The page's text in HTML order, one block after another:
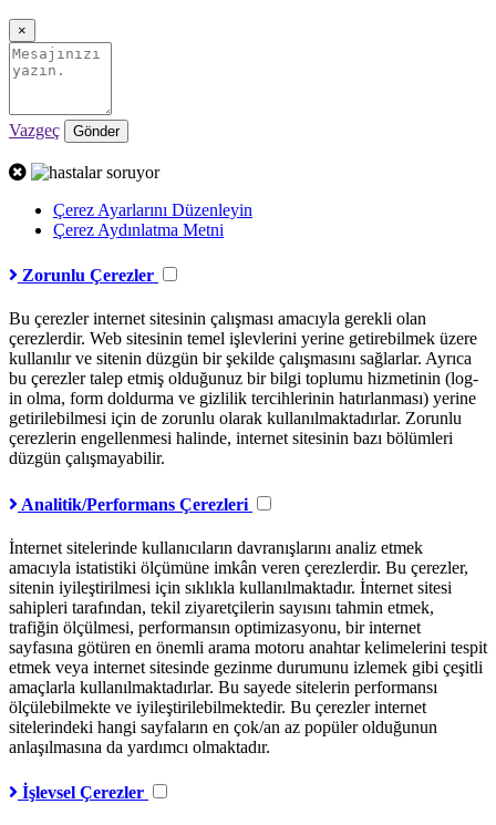
×
Vazgeç Gönder
Çerez Ayarlarını Düzenleyin
Çerez Aydınlatma Metni
Zorunlu Çerezler
Bu çerezler internet sitesinin çalışması amacıyla gerekli olan
çerezlerdir. Web sitesinin temel işlevlerini yerine getirebilmek üzere
kullanılır ve sitenin düzgün bir şekilde çalışmasını sağlarlar. Ayrıca
bu çerezler talep etmiş olduğunuz bir bilgi toplumu hizmetinin (log-
in olma, form doldurma ve gizlilik tercihlerinin hatırlanması) yerine
getirilebilmesi için de zorunlu olarak kullanılmaktadırlar. Zorunlu
çerezlerin engellenmesi halinde, internet sitesinin bazı bölümleri
düzgün çalışmayabilir.
Analitik/Performans Çerezleri
İnternet sitelerinde kullanıcıların davranışlarını analiz etmek
amacıyla istatistiki ölçümüne imkân veren çerezlerdir. Bu çerezler,
sitenin iyileştirilmesi için sıklıkla kullanılmaktadır. İnternet sitesi
sahipleri tarafından, tekil ziyaretçilerin sayısını tahmin etmek,
trafiğin ölçülmesi, performansın optimizasyonu, bir internet
sayfasına götüren en önemli arama motoru anahtar kelimelerini tespit
etmek veya internet sitesinde gezinme durumunu izlemek gibi çeşitli
amaçlarla kullanılmaktadırlar. Bu sayede sitelerin performansı
ölçülebilmekte ve iyileştirilebilmektedir. Bu çerezler internet
sitelerindeki hangi sayfaların en çok/an az popüler olduğunun
anlaşılmasına da yardımcı olmaktadır.
İşlevsel Çerezler